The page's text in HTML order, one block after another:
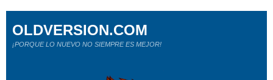
OLDVERSION.COM
¡PORQUE LO NUEVO NO SIEMPRE ES MEJOR!